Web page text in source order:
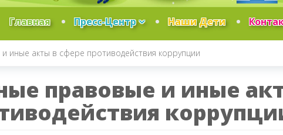
Главная Пресс-Центр Наши Дети
иные акты в сфере противодействия коррупции
правовые и иные